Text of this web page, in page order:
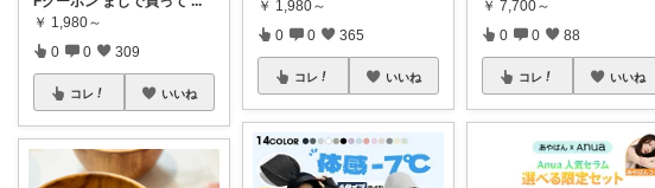
￥ 1,980～
0 0 309
コレ いいね
￥ 1,980～
0 0 365
コレ いいね
￥ 7,700～
0 0 88
コレ いいね